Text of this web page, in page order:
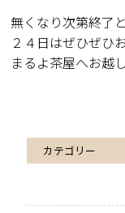
無くなり次第終了
２４日はぜひぜひ
まるよ茶屋へお
カテゴリー